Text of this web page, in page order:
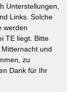
Unterstellungen,
Links. Solche
werden
TE liegt. Bitte
und
zu
Dank für Ihr